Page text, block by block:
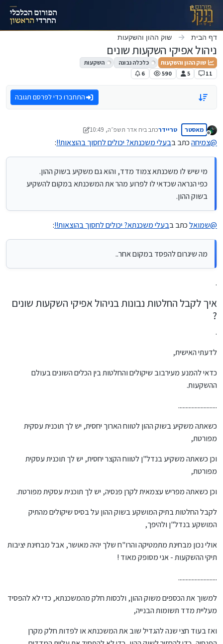
דילוג לתוכן
דף הבית שוק ההון והשקעות
ניהול אפיקי השקעות שונים
שוק ההון והשקעות כלכלה נבונה
השקעות
11
5
590
6
התחברו כדי לפרסם תגובה
מנותק
מאסטר טריידרכתב ביח אדר תשפ״ה, 10:49
נערך לאחרונה על ידי טריידר
@צמיחהכתב בבעלי משכנתא? יכולים לחסוך בהוצאות!!:
מי שיש לו משכנתא צמוד מדד, והוא גם משקיע בשוק ההון.
כפי הנראה שכדאי לו לפרוע מהר את המשכנתא במקום להשקיע
בשוק ההון.
@שמואלכתב בבעלי משכנתא? יכולים לחסוך בהוצאות!!:
מה שיגרום להפסד במקום אחר..
.
איך לקבל החלטות נבונות בניהול אפיקי השקעות שונים
?
.
לדעתי האישית,
כדאי להמנע מעירבוב שיקולים והחלטות בין הכלים השונים בעולם
ההשקעות.
..........................
כשאתה משקיע בשוק ההון לטווח הארוך יחסית, יש לך תוכנית עסקית
מפורטת,
וכן כשאתה משקיע בנדל"ן לטווח הקצר יחסית, יש לך תוכנית עסקית
מפורטת,
וכן כשאתה מפריש עצמאית לקרן פנסיה, יש לך תוכנית עסקית מפורטת.
לקבל החלטות בתיק המושקע בשוק ההון על בסיס שיקולים מהתיק
המושקע בנדל"ן ולהיפך,
אולי נכון מבחינת מתמטיקה והרו"ח שלך יהיה מאושר, אבל מבחינת יציבות
תיקי ההשקעות - אני מסופק מאוד !
..........................
למשוך את הכספים משוק ההון, ולכסות חלק מהמשכנתא, כדי לא להפסיד
מעליית מדד תשומות הבנייה,
ואז בעוד חצי שנה להגדיל שוב את המשכנתא או לפדות חלק מקרן